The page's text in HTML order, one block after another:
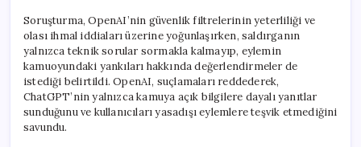
Soruşturma, OpenAI’nin güvenlik filtrelerinin yeterliliği ve
olası ihmal iddiaları üzerine yoğunlaşırken, saldırganın
yalnızca teknik sorular sormakla kalmayıp, eylemin
kamuoyundaki yankıları hakkında değerlendirmeler de
istediği belirtildi. OpenAI, suçlamaları reddederek,
ChatGPT’nin yalnızca kamuya açık bilgilere dayalı yanıtlar
sunduğunu ve kullanıcıları yasadışı eylemlere teşvik etmediğini
savundu.